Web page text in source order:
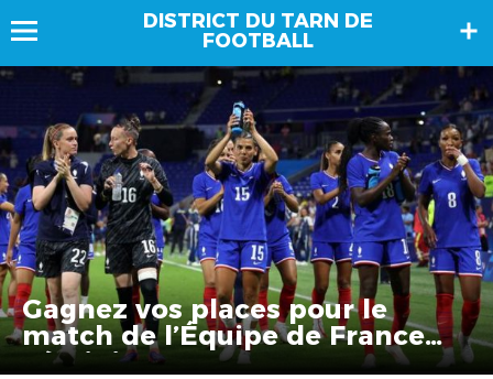
DISTRICT DU TARN DE
FOOTBALL
Gagnez vos places pour le
match de l’Équipe de France
Féminine !